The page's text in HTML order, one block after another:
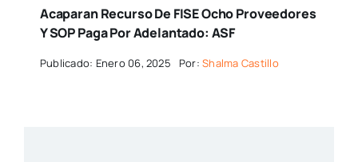
Acaparan Recurso De FISE Ocho Proveedores
Y SOP Paga Por Adelantado: ASF
Publicado: Enero 06, 2025 Por:Shalma Castillo